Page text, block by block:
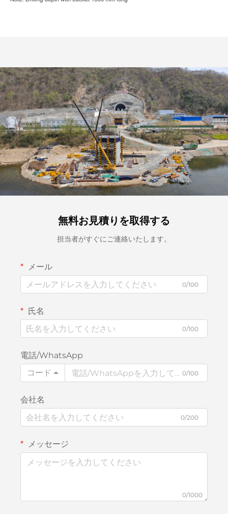
無料お見積りを取得する
担当者がすぐにご連絡いたします。
メール
0/100
氏名
0/100
電話/WhatsApp
コード
0/100
会社名
0/200
メッセージ
0/1000